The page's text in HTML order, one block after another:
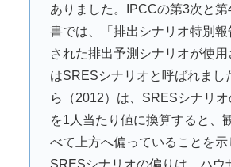
ありました。IPCCの第3次と
書では、「排出シナリオ特別
された排出予測シナリオが使用
はSRESシナリオと呼ばれまし
ら（2012）は、SRESシナリ
を1人当たり値に換算すると、
べて上方へ偏っていることを示
SRESシナリオの偏りは、ハウ